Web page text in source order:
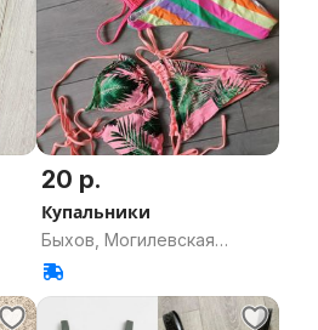
20 р.
Купальники
Быхов, Могилевская
область